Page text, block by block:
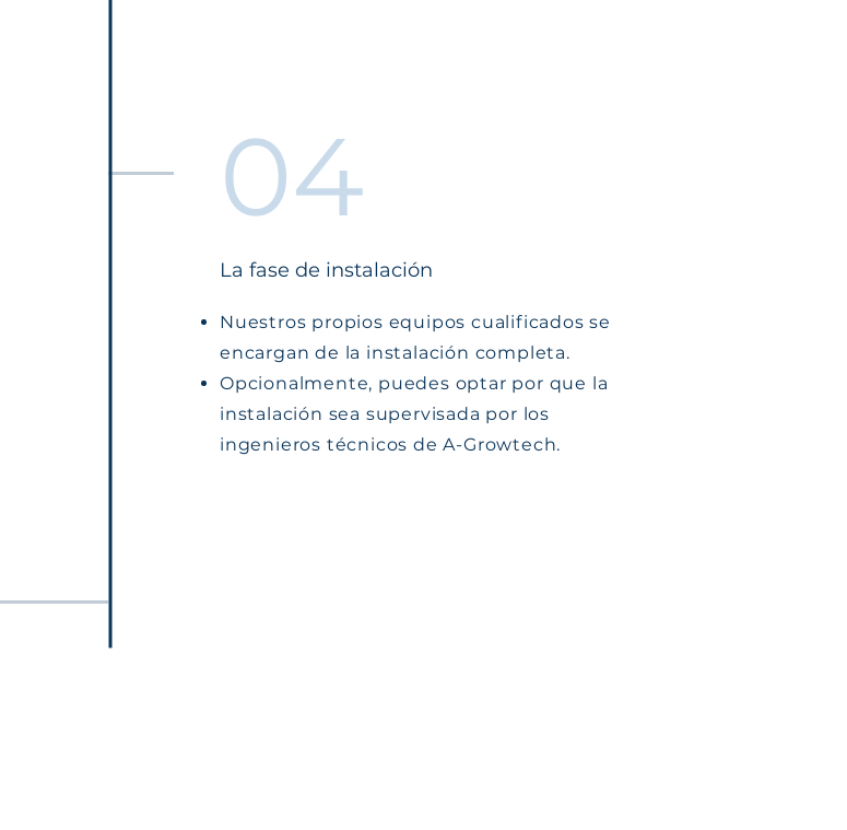
04
La fase de instalación
Nuestros propios equipos cualificados se
encargan de la instalación completa.
Opcionalmente, puedes optar por que la
instalación sea supervisada por los
ingenieros técnicos de A-Growtech.